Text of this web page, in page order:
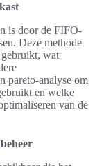
is door de FIFO-
Deze methode
wat
pareto-analyse om
en welke
van de